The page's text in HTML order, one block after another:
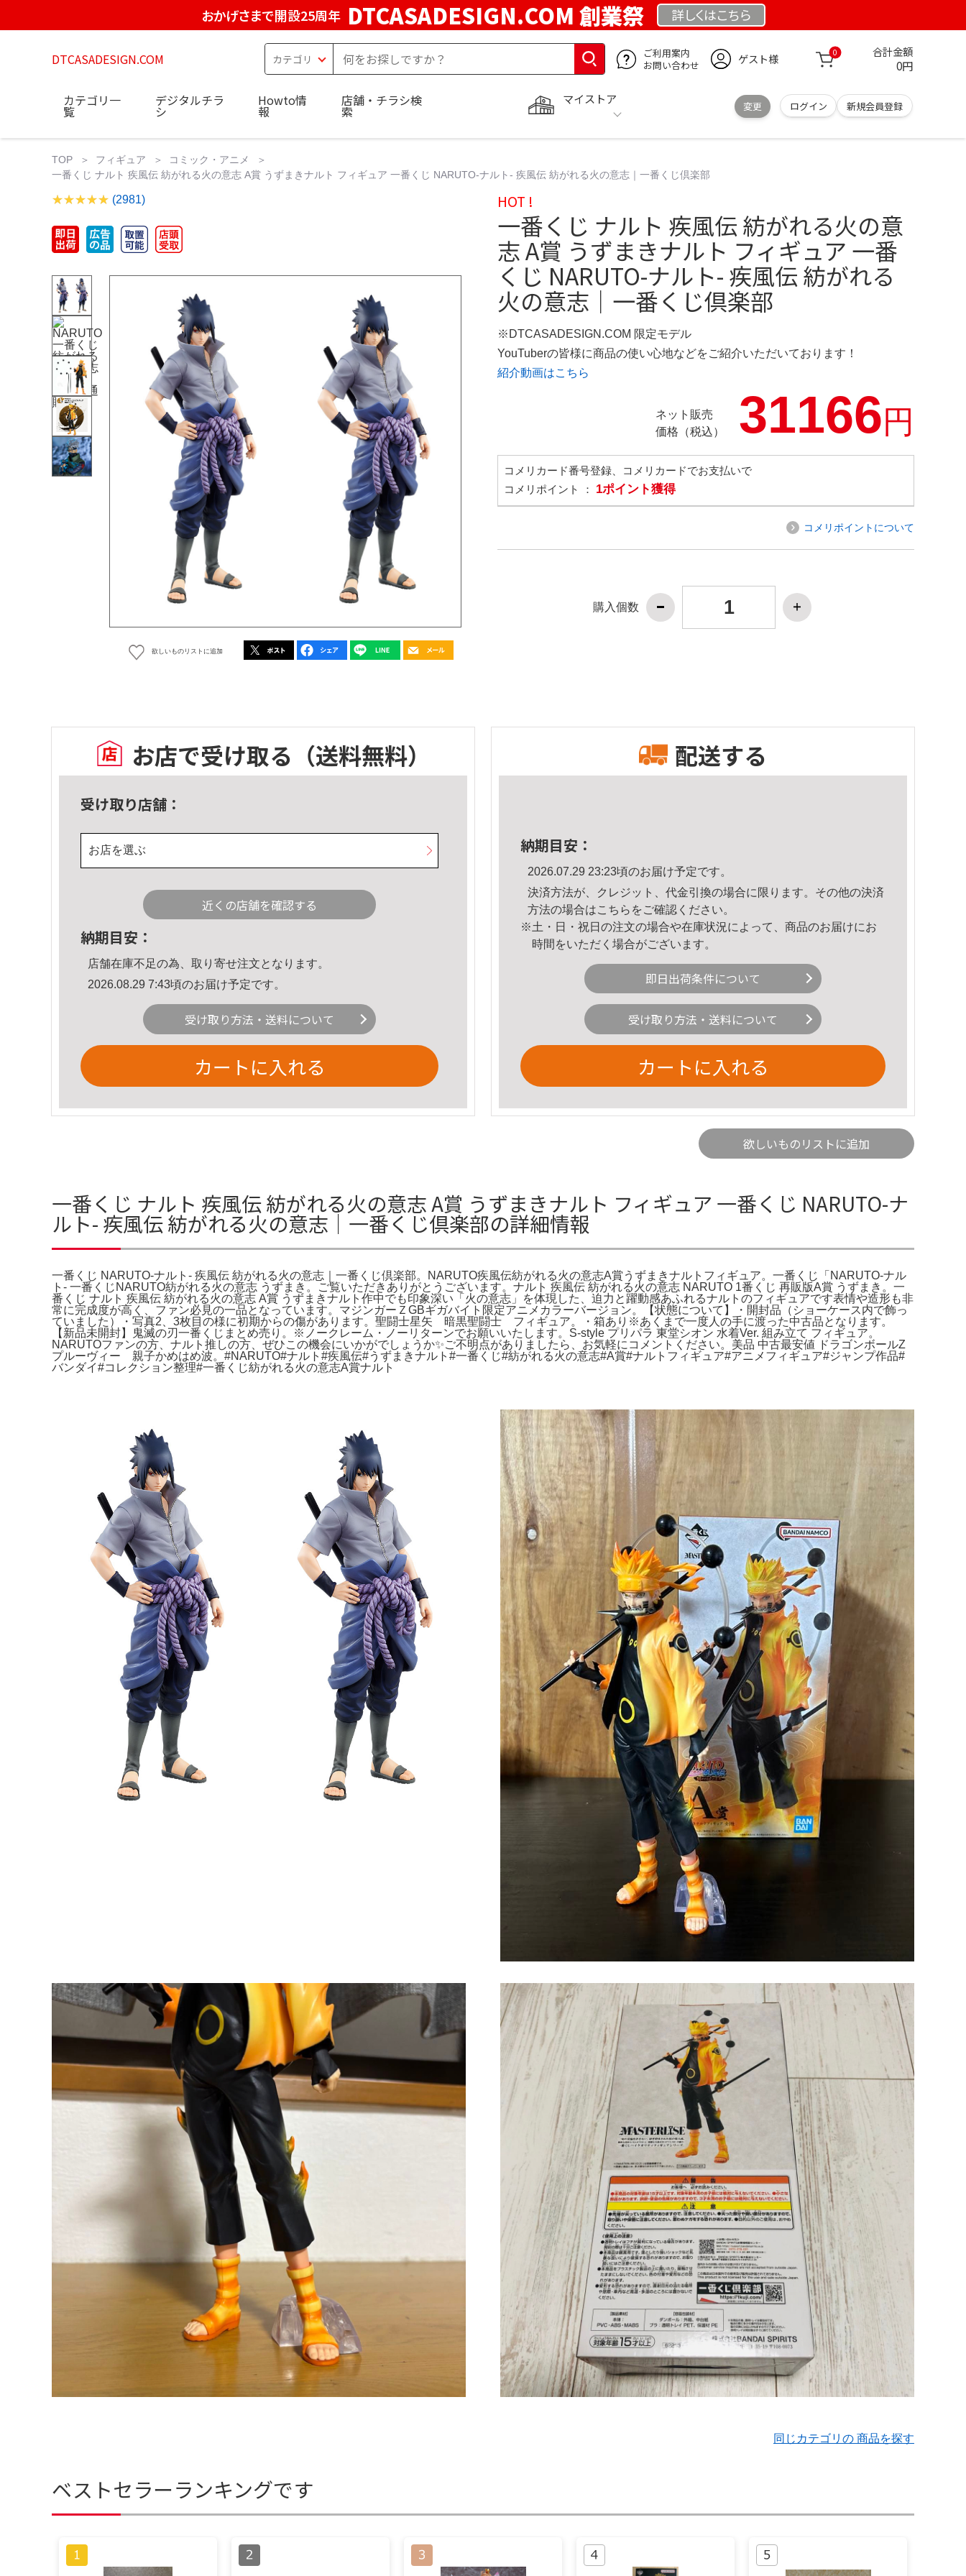
おかげさまで開設25周年 DTCASADESIGN.COM 創業祭 詳しくはこちら
DTCASADESIGN.COM
ご利用案内
お問い合わせ
ゲスト様 0 合計金額
0円
マイストア
変更 ログイン 新規会員登録
カテゴリ一
覧
デジタルチラ
シ
Howto情
報
店舗・チラシ検
索
TOP フィギュア
コミック・アニメ
一番くじ ナルト 疾風伝 紡がれる火の意志 A賞 うずまきナルト フィギュア 一番くじ NARUTO-ナルト- 疾風伝 紡がれる火の意志｜一番くじ倶楽部
(2981)
欲しいものリストに追加
HOT !
一番くじ ナルト 疾風伝 紡がれる火の意
志 A賞 うずまきナルト フィギュア 一番
くじ NARUTO-ナルト- 疾風伝 紡がれる
火の意志｜一番くじ倶楽部
※DTCASADESIGN.COM 限定モデル
YouTuberの皆様に商品の使い心地などをご紹介いただいております！
紹介動画はこちら
ネット販売
価格（税込）
31166円
コメリカード番号登録、コメリカードでお支払いで
コメリポイント ： 1ポイント獲得
コメリポイントについて
購入個数
お店で受け取る （送料無料）
受け取り店舗：
お店を選ぶ
近くの店舗を確認する
納期目安：
店舗在庫不足の為、取り寄せ注文となります。
2026.08.29 7:43頃のお届け予定です。
受け取り方法・送料について
カートに入れる
配送する
納期目安：
2026.07.29 23:23頃のお届け予定です。
決済方法が、クレジット、代金引換の場合に限ります。その他の決済
方法の場合はこちら をご確認ください。
※土・日・祝日の注文の場合や在庫状況によって、商品のお届けにお
時間をいただく場合がございます。
即日出荷条件について
受け取り方法・送料について
カートに入れる
欲しいものリストに追加
一番くじ ナルト 疾風伝 紡がれる火の意志 A賞 うずまきナルト フィギュア 一番くじ NARUTO-ナ
ルト- 疾風伝 紡がれる火の意志｜一番くじ倶楽部の詳細情報
一番くじ NARUTO-ナルト- 疾風伝 紡がれる火の意志｜一番くじ倶楽部。NARUTO疾風伝紡がれる火の意志A賞うずまきナルトフィギュア。一番くじ「NARUTO-ナル
ト- 一番くじNARUTO紡がれる火の意志 うずまき。ご覧いただきありがとうございます。ナルト 疾風伝 紡がれる火の意志 NARUTO 1番くじ 再販版A賞 うずまき。一
番くじ ナルト 疾風伝 紡がれる火の意志 A賞 うずまきナルト作中でも印象深い「火の意志」を体現した、迫力と躍動感あふれるナルトのフィギュアです表情や造形も非
常に完成度が高く、ファン必見の一品となっています。マジンガーＺGBギガバイト限定アニメカラーバージョン。【状態について】・開封品（ショーケース内で飾っ
ていました）・写真2、3枚目の様に初期からの傷があります。聖闘士星矢 暗黒聖闘士 フィギュア。・箱あり※あくまで一度人の手に渡った中古品となります。
【新品未開封】鬼滅の刃一番くじまとめ売り。※ノークレーム・ノーリターンでお願いいたします。S-style プリパラ 東堂シオン 水着Ver. 組み立て フィギュア。
NARUTOファンの方、ナルト推しの方、ぜひこの機会にいかがでしょうか✨ご不明点がありましたら、お気軽にコメントください。美品 中古最安値 ドラゴンボールZ
プルーヴィー 親子かめはめ波。#NARUTO#ナルト#疾風伝#うずまきナルト#一番くじ#紡がれる火の意志#A賞#ナルトフィギュア#アニメフィギュア#ジャンプ作品#
バンダイ#コレクション整理#一番くじ紡がれる火の意志A賞ナルト
同じカテゴリの 商品を探す
ベストセラーランキングです